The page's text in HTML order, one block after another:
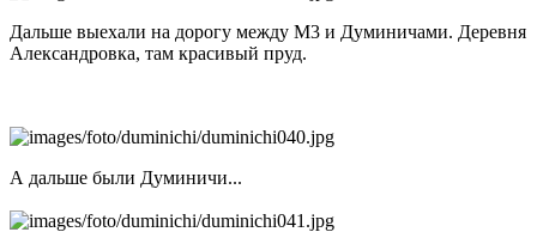
Дальше выехали на дорогу между М3 и Думиничами. Деревня
Александровка, там красивый пруд.
А дальше были Думиничи...